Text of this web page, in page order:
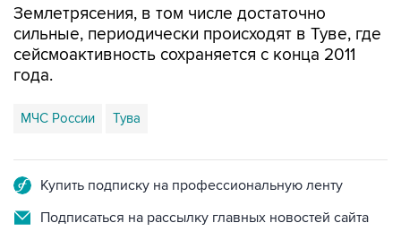
Землетрясения, в том числе достаточно
сильные, периодически происходят в Туве, где
сейсмоактивность сохраняется с конца 2011
года.
МЧС России Тува
Купить подписку на профессиональную ленту
Подписаться на рассылку главных новостей сайта